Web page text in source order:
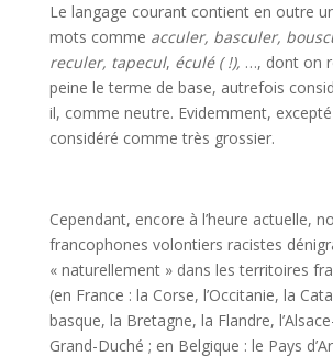
Le langage courant contient en outre
mots comme acculer, basculer,
reculer, tapecul, éculé ( !), …, dont on
peine le terme de base, autrefois
il, comme neutre. Evidemment, excepté
considéré comme très grossier.
Cependant, encore à l’heure actuelle,
francophones volontiers racistes
« naturellement » dans les territoires
(en France : la Corse, l’Occitanie, la
basque, la Bretagne, la Flandre,
Grand-Duché ; en Belgique : le Pays